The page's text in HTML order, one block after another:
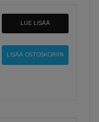
LUE LISÄÄ